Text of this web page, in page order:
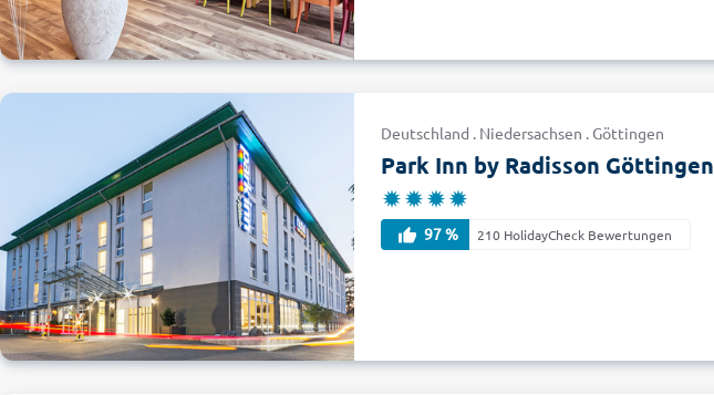
Deutschland . Niedersachsen . Göttingen
Park Inn by Radisson Göttingen
97 % 210 HolidayCheck Bewertungen